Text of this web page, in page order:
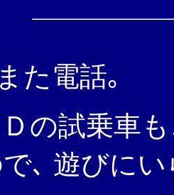
た電話｡
Ｄの試乗車
､ 遊びに